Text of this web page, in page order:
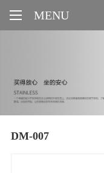
MENU
DM-007